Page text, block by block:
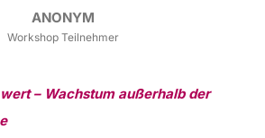
ANONYM
Workshop Teilnehmer
– Wachstum außerhalb der